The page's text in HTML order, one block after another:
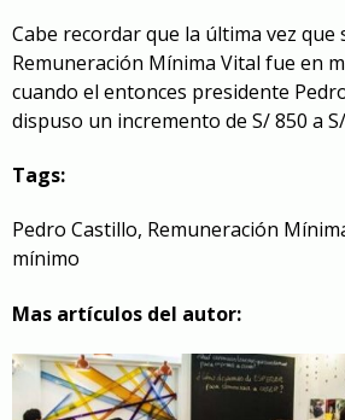
Cabe recordar que la última vez que
Remuneración Mínima Vital fue en
cuando el entonces presidente
dispuso un incremento de S/ 850 a
Tags:
Pedro Castillo, Remuneración
mínimo
Mas artículos del autor: